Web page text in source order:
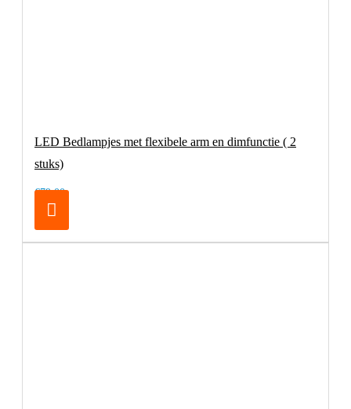
LED Bedlampjes met flexibele arm en dimfunctie ( 2
stuks)
€79,00